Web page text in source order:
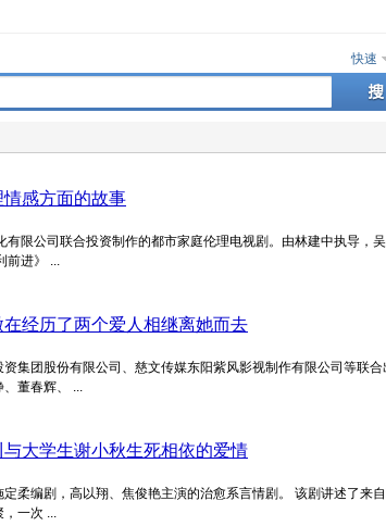
快速
感方面的故事
限公司联合投资制作的都市家庭伦理电视剧。由林建中执导，吴
前进》 ...
经历了两个爱人相继离她而去
集团股份有限公司、慈文传媒东阳紫风影视制作有限公司等联合
董春辉、 ...
大学生谢小秋生死相依的爱情
柔编剧，高以翔、焦俊艳主演的治愈系言情剧。 该剧讲述了来
一次 ...